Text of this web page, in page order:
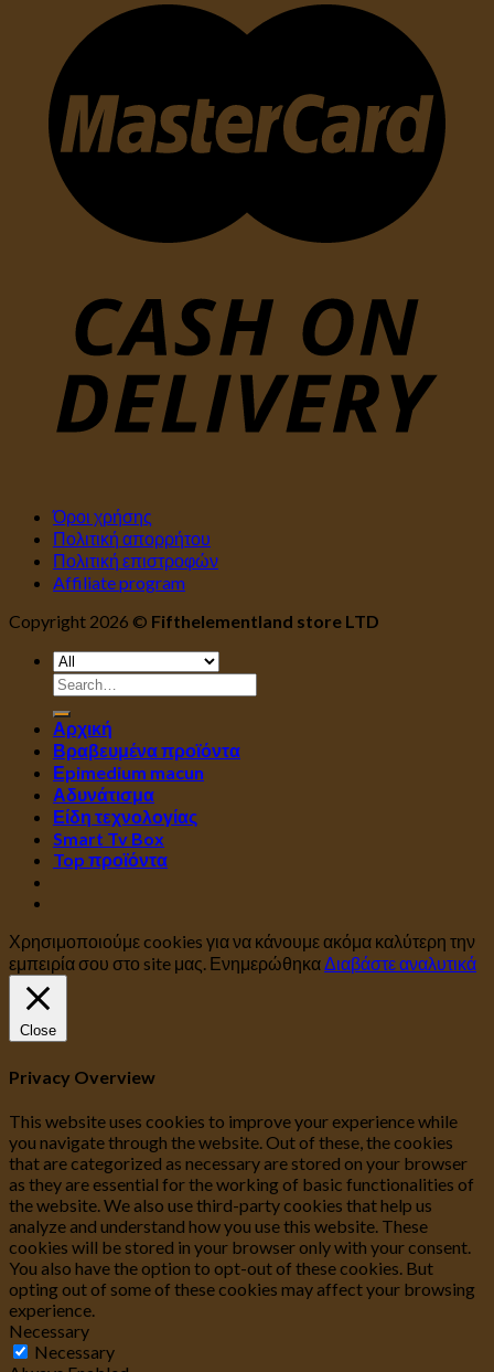
Όροι χρήσης
Πολιτική απορρήτου
Πολιτική επιστροφών
Affiliate program
Copyright 2026 © Fifthelementland store LTD
Search
for:
Αρχική
Βραβευμένα προϊόντα
Εpimedium macun
Αδυνάτισμα
Είδη τεχνολογίας
Smart Tv Box
Top προϊόντα
Χρησιμοποιούμε cookies για να κάνουμε ακόμα καλύτερη την
εμπειρία σου στο site μας. ΕνημερώθηκαΔιαβάστε αναλυτικά
Close
Privacy Overview
This website uses cookies to improve your experience while
you navigate through the website. Out of these, the cookies
that are categorized as necessary are stored on your browser
as they are essential for the working of basic functionalities of
the website. We also use third-party cookies that help us
analyze and understand how you use this website. These
cookies will be stored in your browser only with your consent.
You also have the option to opt-out of these cookies. But
opting out of some of these cookies may affect your browsing
experience.
Necessary
Necessary